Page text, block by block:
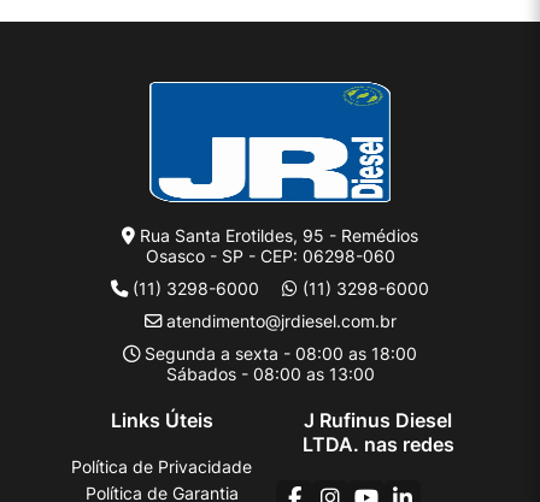
Rua Santa Erotildes, 95 - Remédios
Osasco - SP - CEP: 06298-060
(11) 3298-6000
(11) 3298-6000
atendimento@jrdiesel.com.br
Segunda a sexta - 08:00 as 18:00
Sábados - 08:00 as 13:00
Links Úteis
Política de Privacidade
Política de Garantia
J Rufinus Diesel
LTDA. nas redes